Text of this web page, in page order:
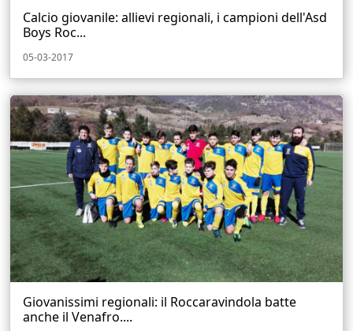
Calcio giovanile: allievi regionali, i campioni dell'Asd
Boys Roc...
05-03-2017
Giovanissimi regionali: il Roccaravindola batte
anche il Venafro....